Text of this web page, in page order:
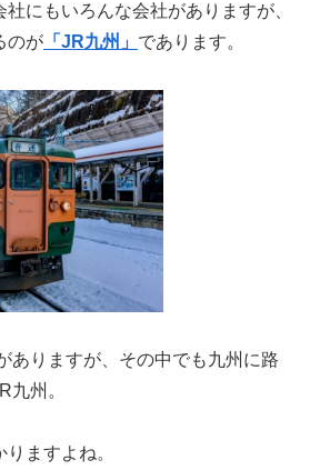
にもいろんな会社がありますが、
のが 「JR九州」 であります。
ありますが、その中でも九州に路
九州。
ますよね。